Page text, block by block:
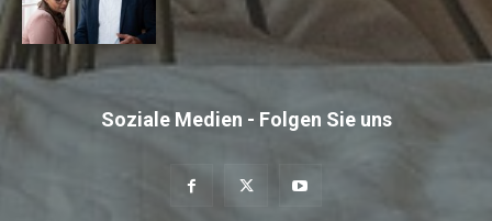
Soziale Medien - Folgen Sie uns